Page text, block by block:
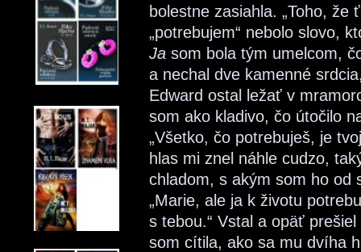
bolestne zasiahla. „Toho, že
„potrebujem“ nebolo slovo,
Ja som bola tým umelcom,
a nechal dve kamenné
Edward ostal ležať v
som ako kladivo, čo útočilo
„Všetko, čo potrebuješ, je
hlas mi znel náhle cudzo,
chladom, s akým som ho od
„Marie, ale ja k životu
s tebou.“ Vstal a opäť
som cítila, ako sa mu dvíha